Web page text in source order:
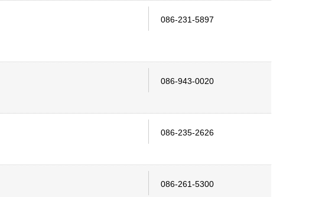
086-231-5897
086-943-0020
086-235-2626
086-261-5300